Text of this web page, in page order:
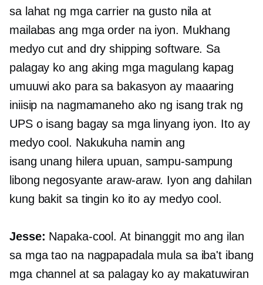
sa lahat ng mga carrier na gusto nila at
mailabas ang mga order na iyon. Mukhang
medyo cut and dry shipping software. Sa
palagay ko ang aking mga magulang kapag
umuuwi ako para sa bakasyon ay maaaring
iniisip na nagmamaneho ako ng isang trak ng
UPS o isang bagay sa mga linyang iyon. Ito ay
medyo cool. Nakukuha namin ang
isang unang hilera upuan, sampu-sampung
libong negosyante araw-araw. Iyon ang dahilan
kung bakit sa tingin ko ito ay medyo cool.
Jesse: Napaka-cool. At binanggit mo ang ilan
sa mga tao na nagpapadala mula sa iba't ibang
mga channel at sa palagay ko ay makatuwiran